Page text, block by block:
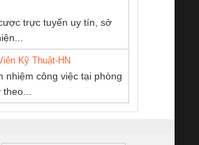
lưu nguồn
1K5.4
Giá
Nẹp nhôm chống
trơn Đà Nẵng
BỊ CÔNG
NIHON
VIỆT
Thiết Bị Điện Nam
trực tuyến uy tín, sở
Kỹ Thuật-HN
nhiệm công việc tại phòng